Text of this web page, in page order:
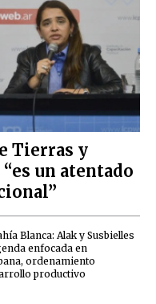
Tierras y
un atentado
Blanca: Alak y Susbielles
enfocada en
ordenamiento
productivo